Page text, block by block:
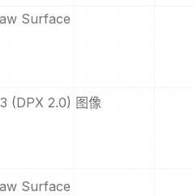
Surface
(DPX 2.0) 图像
Surface